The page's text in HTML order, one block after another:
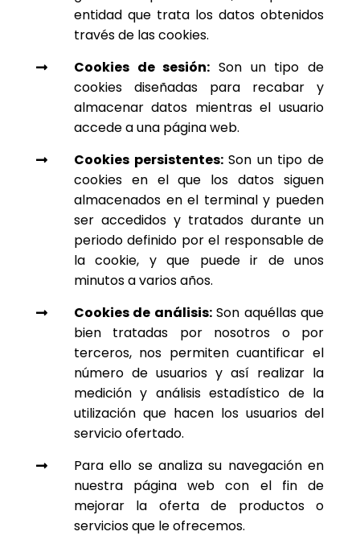
entidad que trata los datos obtenidos
través de las cookies.
 Cookies de sesión: Son un tipo de
cookies diseñadas para recabar y
almacenar datos mientras el usuario
accede a una página web.
 Cookies persistentes:Son un tipo de
cookies en el que los datos siguen
almacenados en el terminal y pueden
ser accedidos y tratados durante un
periodo definido por el responsable de
la cookie, y que puede ir de unos
minutos a varios años.
 Cookies de análisis:Son aquéllas que
bien tratadas por nosotros o por
terceros, nos permiten cuantificar el
número de usuarios y así realizar la
medición y análisis estadístico de la
utilización que hacen los usuarios del
servicio ofertado.

Para ello se analiza su navegación en
nuestra página web con el fin de
mejorar la oferta de productos o
servicios que le ofrecemos.